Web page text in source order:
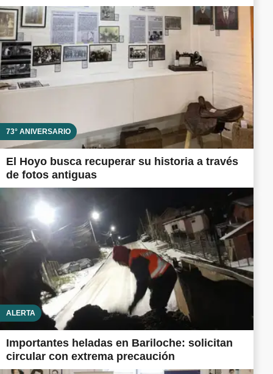
73° ANIVERSARIO
El Hoyo busca recuperar su historia a través
de fotos antiguas
ALERTA
Importantes heladas en Bariloche: solicitan
circular con extrema precaución